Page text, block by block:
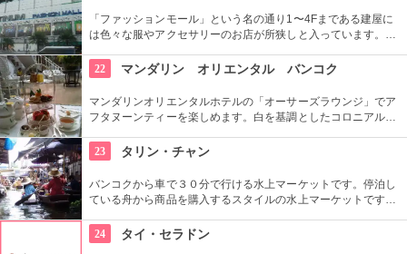
「ファッションモール」という名の通り1〜4Fまである建屋に
は色々な服やアクセサリーのお店が所狭しと入っています。
いバラエティを誇っています。
22 マンダリン オリエンタル バンコク
マンダリンオリエンタルホテルの「オーサーズラウンジ」でア
フタヌーンティーを楽しめます。白を基調としたコロニアル調
アフタヌーンティーは英国風、タイ風、ベジタリアンの３種類
から選ぶ事ができます。
23 タリン・チャン
バンコクから車で３０分で行ける水上マーケットです。停泊し
ている舟から商品を購入するスタイルの水上マーケットです。
ぶ運河を周遊し、寺院やファームに立ち寄り、なまずの餌やり
体験をする事ができます。
24 タイ・セラドン